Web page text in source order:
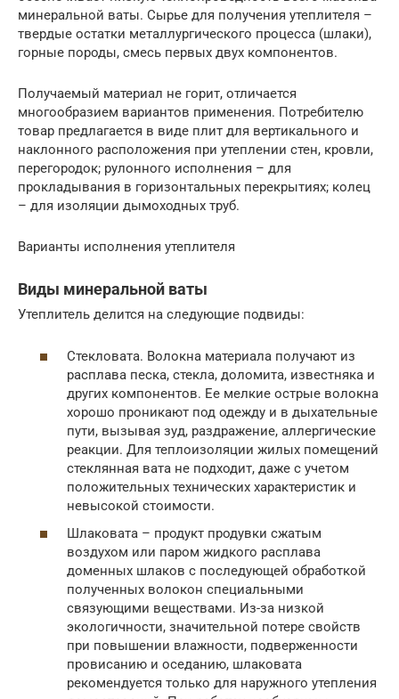
минеральной ваты. Сырье для получения утеплителя –
твердые остатки металлургического процесса (шлаки),
горные породы, смесь первых двух компонентов.
Получаемый материал не горит, отличается
многообразием вариантов применения. Потребителю
товар предлагается в виде плит для вертикального и
наклонного расположения при утеплении стен, кровли,
перегородок; рулонного исполнения – для
прокладывания в горизонтальных перекрытиях; колец
– для изоляции дымоходных труб.
Варианты исполнения утеплителя
Виды минеральной ваты
Утеплитель делится на следующие подвиды:
Стекловата. Волокна материала получают из
расплава песка, стекла, доломита, известняка и
других компонентов. Ее мелкие острые волокна
хорошо проникают под одежду и в дыхательные
пути, вызывая зуд, раздражение, аллергические
реакции. Для теплоизоляции жилых помещений
стеклянная вата не подходит, даже с учетом
положительных технических характеристик и
невысокой стоимости.
Шлаковата – продукт продувки сжатым
воздухом или паром жидкого расплава
доменных шлаков с последующей обработкой
полученных волокон специальными
связующими веществами. Из-за низкой
экологичности, значительной потере свойств
при повышении влажности, подверженности
провисанию и оседанию, шлаковата
рекомендуется только для наружного утепления